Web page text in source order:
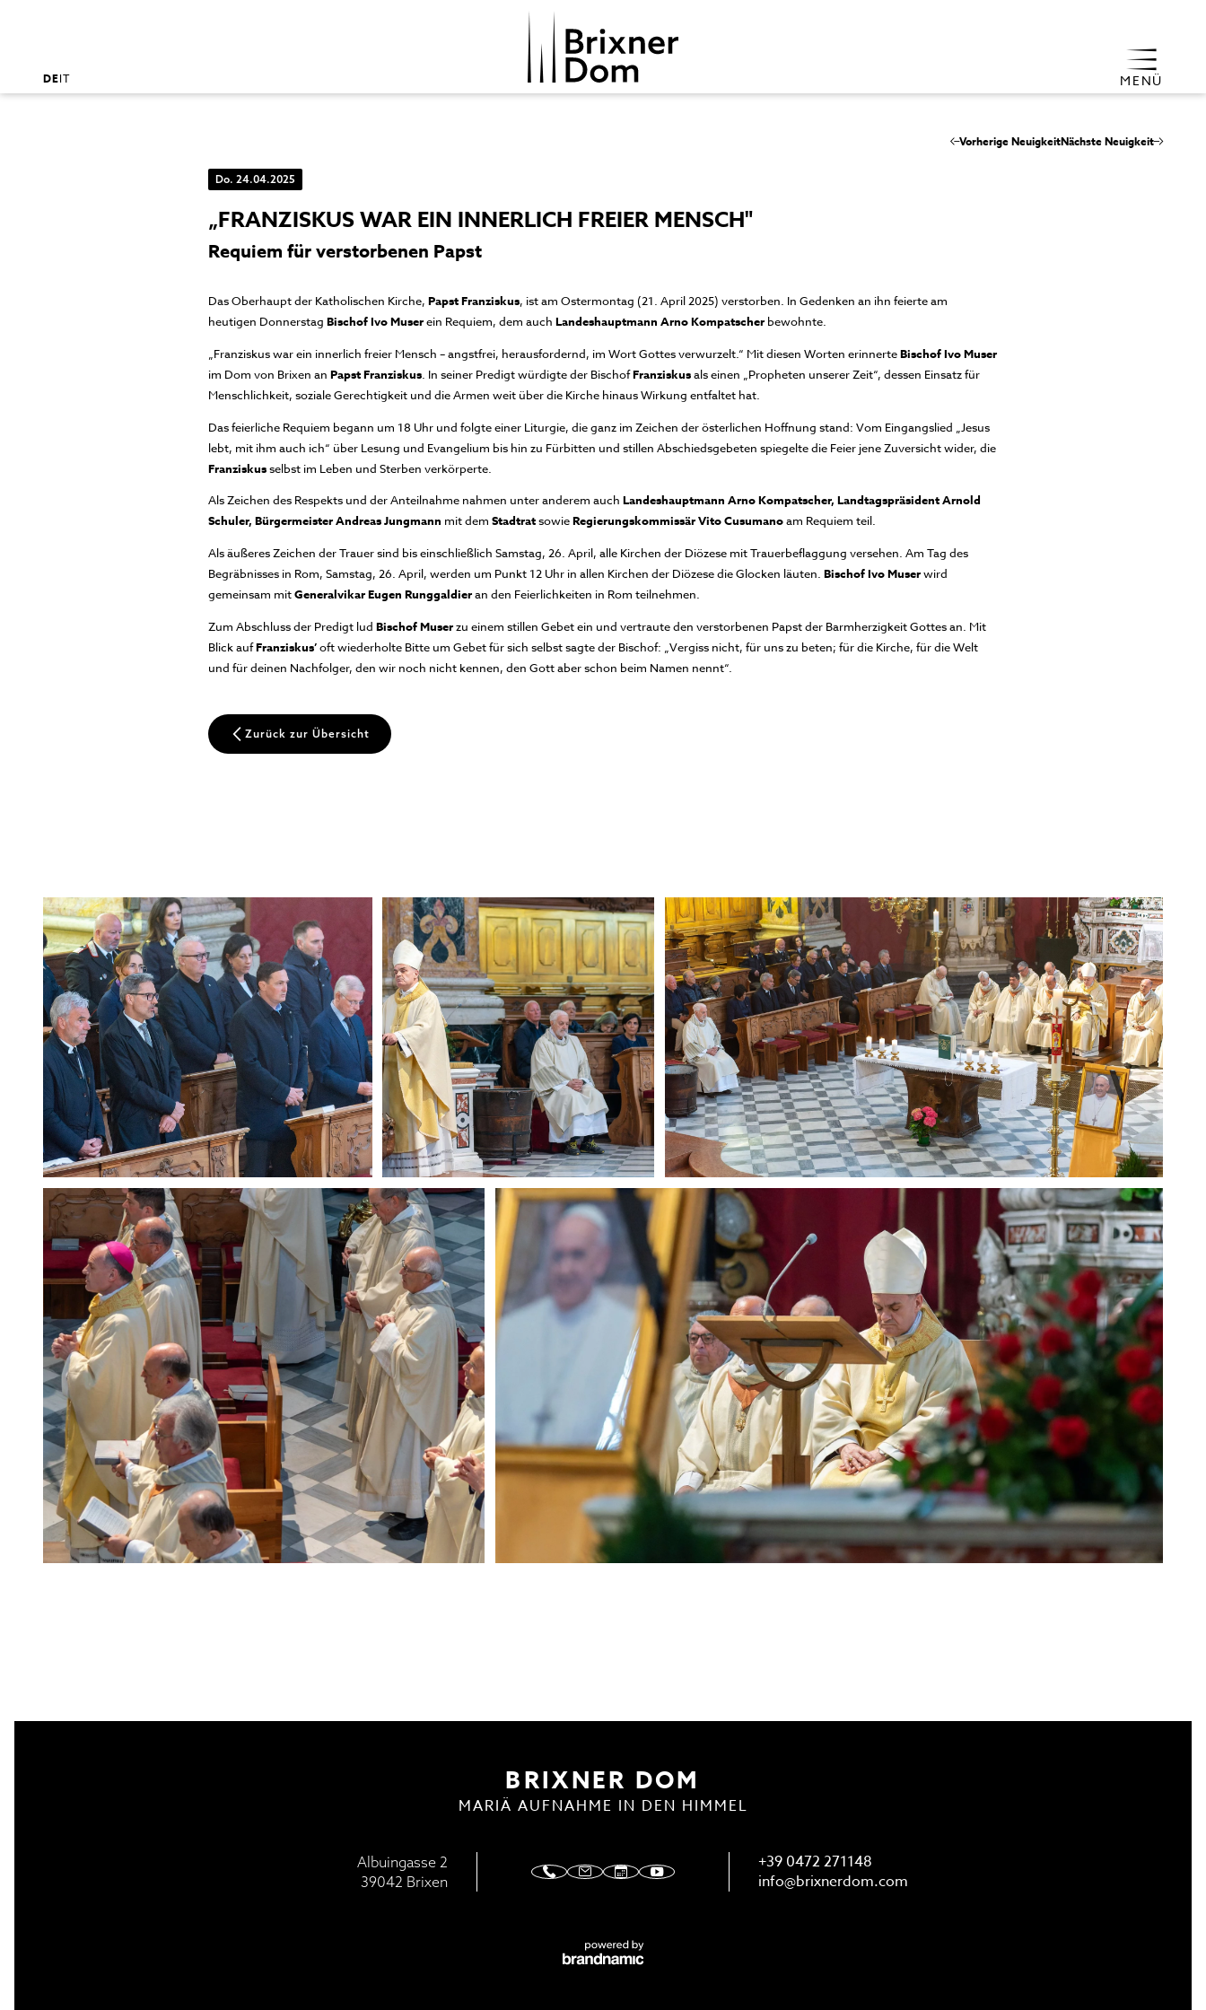
DEIT MENÜ
Vorherige NeuigkeitNächste Neuigkeit
Do. 24.04.2025
„FRANZISKUS WAR EIN INNERLICH FREIER MENSCH"
Requiem für verstorbenen Papst
Das Oberhaupt der Katholischen Kirche, Papst Franziskus, ist am Ostermontag (21. April 2025) verstorben. In Gedenken an ihn feierte am
heutigen Donnerstag Bischof Ivo Muserein Requiem, dem auch Landeshauptmann Arno Kompatscher bewohnte.
„Franziskus war ein innerlich freier Mensch – angstfrei, herausfordernd, im Wort Gottes verwurzelt.“ Mit diesen Worten erinnerteBischof Ivo Muser
im Dom von Brixen an Papst Franziskus. In seiner Predigt würdigte der BischofFranziskusals einen „Propheten unserer Zeit“, dessen Einsatz für
Menschlichkeit, soziale Gerechtigkeit und die Armen weit über die Kirche hinaus Wirkung entfaltet hat.
Das feierliche Requiem begann um 18 Uhr und folgte einer Liturgie, die ganz im Zeichen der österlichen Hoffnung stand: Vom Eingangslied „Jesus
lebt, mit ihm auch ich“ über Lesung und Evangelium bis hin zu Fürbitten und stillen Abschiedsgebeten spiegelte die Feier jene Zuversicht wider, die
Franziskusselbst im Leben und Sterben verkörperte.
Als Zeichen des Respekts und der Anteilnahme nahmen unter anderem auch Landeshauptmann Arno Kompatscher, Landtagspräsident Arnold
Schuler, Bürgermeister Andreas Jungmann mit dem StadtratsowieRegierungskommissär Vito Cusumanoam Requiem teil.
Als äußeres Zeichen der Trauer sind bis einschließlich Samstag, 26. April, alle Kirchen der Diözese mit Trauerbeflaggung versehen. Am Tag des
Begräbnisses in Rom, Samstag, 26. April, werden um Punkt 12 Uhr in allen Kirchen der Diözese die Glocken läuten. Bischof Ivo Muserwird
gemeinsam mitGeneralvikar Eugen Runggaldieran den Feierlichkeiten in Rom teilnehmen.
Zum Abschluss der Predigt lud Bischof Muserzu einem stillen Gebet ein und vertraute den verstorbenen Papst der Barmherzigkeit Gottes an. Mit
Blick aufFranziskus’oft wiederholte Bitte um Gebet für sich selbst sagte der Bischof: „Vergiss nicht, für uns zu beten; für die Kirche, für die Welt
und für deinen Nachfolger, den wir noch nicht kennen, den Gott aber schon beim Namen nennt“.
Zurück zur Übersicht
BRIXNER DOM
MARIÄ AUFNAHME IN DEN HIMMEL
Albuingasse 2
39042 Brixen
+39 0472 271148
info@brixnerdom.com